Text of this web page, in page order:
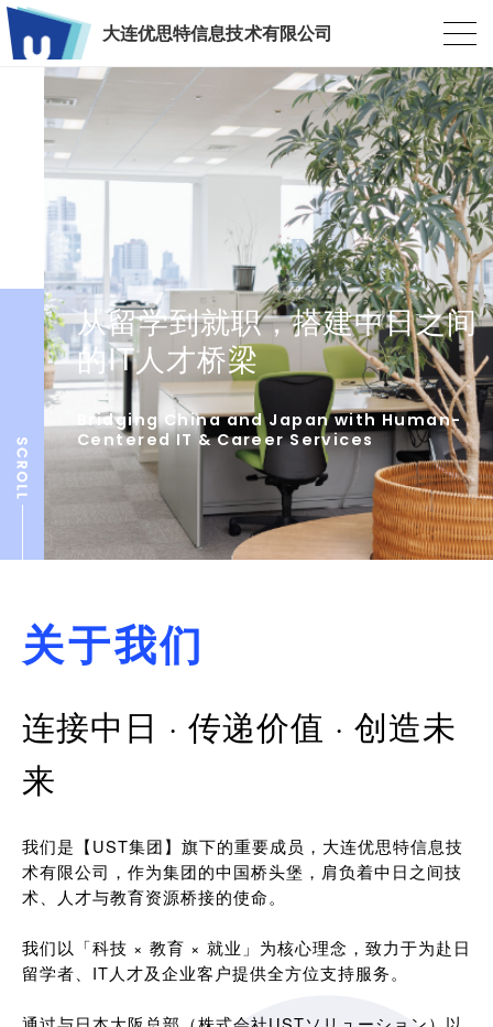
大连优思特信息技术有限公司
从留学到就职，搭建中日之间
的IT人才桥梁
Bridging China and Japan with Human-
Centered IT & Career Services
关于我们
连接中日 · 传递价值 · 创造未
来
我们是【UST集团】旗下的重要成员，大连优思特信息技
术有限公司，作为集团的中国桥头堡，肩负着中日之间技
术、人才与教育资源桥接的使命。
我们以「科技 × 教育 × 就业」为核心理念，致力于为赴日
留学者、IT人才及企业客户提供全方位支持服务。